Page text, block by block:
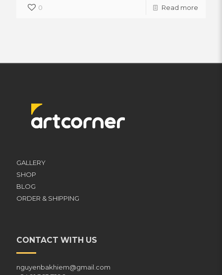
0 Read more
GALLERY
SHOP
BLOG
ORDER & SHIPPING
CONTACT WITH US
nguyenbakhiem@gmail.com